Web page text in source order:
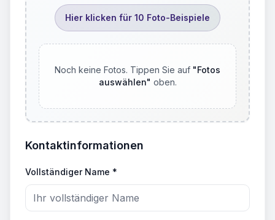
Hier klicken für 10 Foto-Beispiele
Noch keine Fotos. Tippen Sie auf "Fotos
auswählen" oben.
Kontaktinformationen
Vollständiger Name *